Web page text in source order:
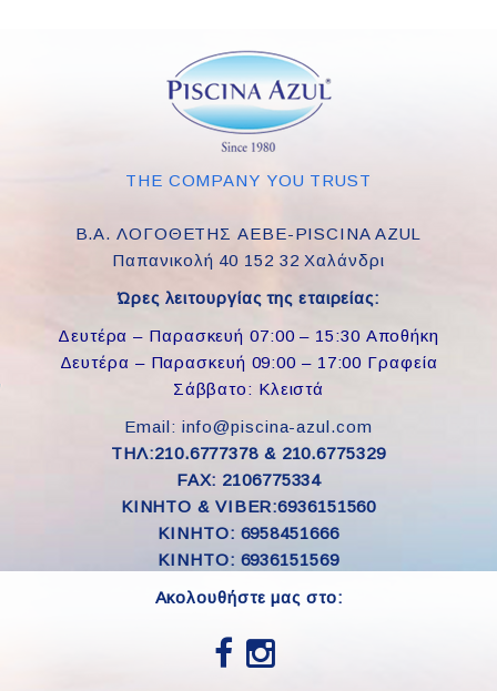
THE COMPANY YOU TRUST
Β.Α. ΛΟΓΟΘΕΤΗΣ ΑΕΒΕ-PISCINA AZUL
Παπανικολή 40 152 32 Χαλάνδρι
Ώρες λειτουργίας της εταιρείας:
Δευτέρα – Παρασκευή 07:00 – 15:30 Αποθήκη
Δευτέρα – Παρασκευή 09:00 – 17:00 Γραφεία
Σάββατο: Κλειστά
Email: info@piscina-azul.com
ΤΗΛ:210.6777378 & 210.6775329
FAX: 2106775334
ΚΙΝΗΤΟ & VIBER:6936151560
KINHTO: 6958451666
KINHTO: 6936151569
Ακολουθήστε μας στο: